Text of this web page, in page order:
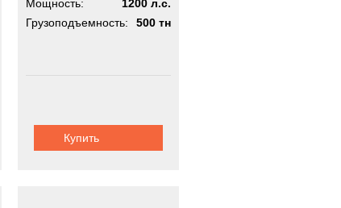
Мощность:
1200 л.с.
Грузоподъемность:
500 тн
Купить